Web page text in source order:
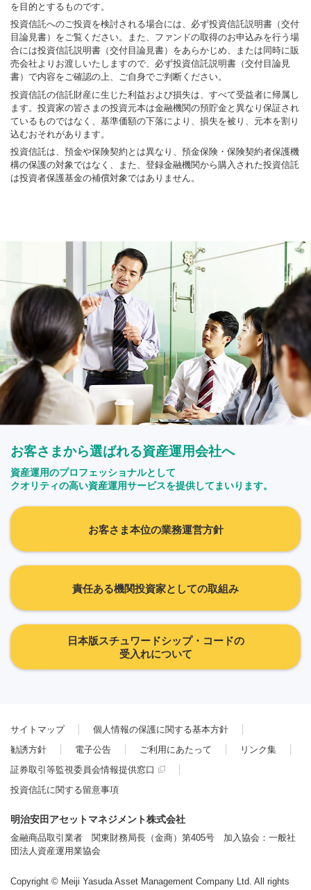
を目的とするものです。
投資信託へのご投資を検討される場合には、必ず投資信託説明書（交付
目論見書）をご覧ください。また、ファンドの取得のお申込みを行う場
合には投資信託説明書（交付目論見書）をあらかじめ、または同時に販
売会社よりお渡しいたしますので、必ず投資信託説明書（交付目論見
書）で内容をご確認の上、ご自身でご判断ください。
投資信託の信託財産に生じた利益および損失は、すべて受益者に帰属し
ます。投資家の皆さまの投資元本は金融機関の預貯金と異なり保証され
ているものではなく、基準価額の下落により、損失を被り、元本を割り
込むおそれがあります。
投資信託は、預金や保険契約とは異なり、預金保険・保険契約者保護機
構の保護の対象ではなく、また、登録金融機関から購入された投資信託
は投資者保護基金の補償対象ではありません。
お客さまから選ばれる資産運用会社へ
資産運用のプロフェッショナルとして
クオリティの高い資産運用サービスを提供してまいります。
お客さま本位の業務運営方針
責任ある機関投資家としての取組み
日本版スチュワードシップ・コードの
受入れについて
サイトマップ
個人情報の保護に関する基本方針
勧誘方針
電子公告 ご利用にあたって
リンク集
証券取引等監視委員会情報提供窓口
投資信託に関する留意事項
明治安田アセットマネジメント株式会社
金融商品取引業者 関東財務局長（金商）第405号 加入協会：一般社
団法人資産運用業協会
Copyright © Meiji Yasuda Asset Management Company Ltd. All rights